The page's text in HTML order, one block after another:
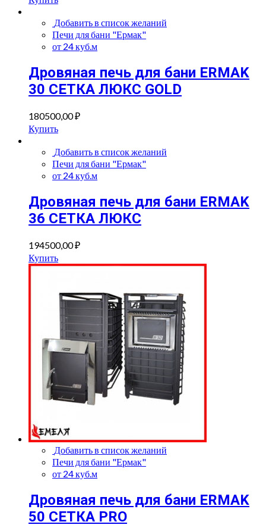
Добавить в список желаний
Печи для бани "Ермак"
от 24 куб.м
Дровяная печь для бани ERMAK
30 СЕТКА ЛЮКС GOLD
180500,00₽
Купить
Добавить в список желаний
Печи для бани "Ермак"
от 24 куб.м
Дровяная печь для бани ERMAK
36 СЕТКА ЛЮКС
194500,00₽
Купить
Добавить в список желаний
Печи для бани "Ермак"
от 24 куб.м
Дровяная печь для бани ERMAK
50 СЕТКА PRO